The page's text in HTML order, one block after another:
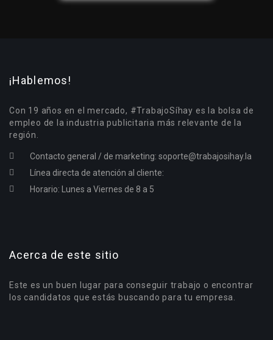
¡Hablemos!
Con 19 años en el mercado, #TrabajoSíhay es la bolsa de
empleo de la industria publicitaria más relevante de la
región.
Contacto general / de marketing: soporte@trabajosihay.la
Línea directa de atención al cliente:
Horario: Lunes a Viernes de 8 a 5
Acerca de este sitio
Este es un buen lugar para conseguir trabajo o encontrar
los candidatos que estás buscando para tu empresa.